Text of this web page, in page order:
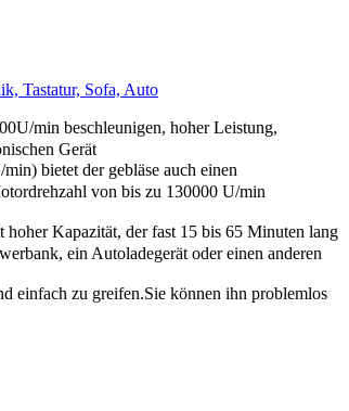
Tastatur, Sofa, Auto
min beschleunigen, hoher Leistung,
Gerät
bietet der gebläse auch einen
von bis zu 130000 U/min
Kapazität, der fast 15 bis 65 Minuten lang
ein Autoladegerät oder einen anderen
einfach zu greifen.Sie können ihn problemlos